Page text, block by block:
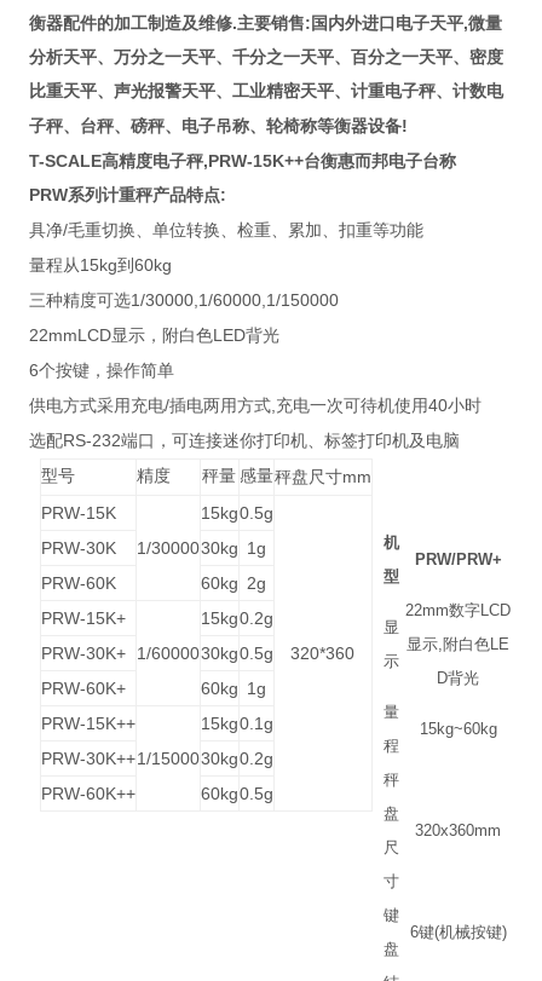
衡器配件的加工制造及维修.主要销售: 国内外进口电子天平,微量
分析天平、万分之一天平、千分之一天平、百分之一天平、密度
比重天平、声光报警天平、工业精密天平、计重电子秤、计数电
子秤、台秤、磅秤、电子吊称、轮椅称等衡器设备!
T-SCALE高精度电子秤,PRW-15K++台衡惠而邦电子台称
PRW系列计重秤产品特点:
具净/毛重切换、单位转换、检重、累加、扣重等功能
量程从15kg到 60kg
三种精度可选1/30000,1/60000,1/150000
22mmLCD显示，附白色LED背光
6个按键，操作简单
供电方式采用充电/插电两用方式,充电一次可待机使用40小时
选配RS-232端口，可连接迷你打印机、标签打印机及电脑
型号
精度 秤量 感量秤盘尺寸mm
PRW-15K
1/30000
15kg0.5g
320*360
PRW-30K 30kg 1g
PRW-60K
60kg 2g
PRW-15K+
1/60000
15kg0.2g
PRW-30K+
30kg0.5g
PRW-60K+
60kg 1g
PRW-15K++
1/15000
15kg0.1g
PRW-30K++
30kg0.2g
PRW-60K++
60kg0.5g
机
型
PRW/PRW+
显
示
22mm数字LCD
显示,附白色LE
D背光
量
程
15kg~60kg
秤
盘
尺
寸
320x360mm
键
盘
6键(机械按键)